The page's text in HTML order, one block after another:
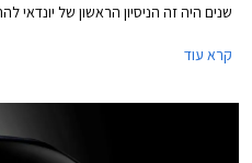
שנים היה זה הניסיון הראשון של
קרא עוד